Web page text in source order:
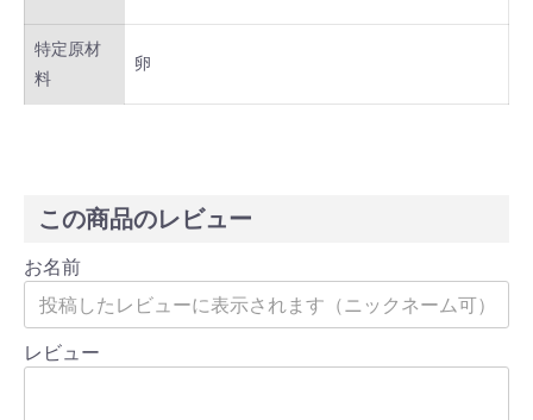
特定原材
料
卵
この商品のレビュー
お名前
レビュー